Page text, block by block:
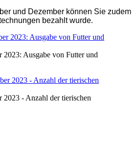
und Dezember können Sie zudem
bezahlt wurde.
2023: Ausgabe von Futter und
2023 - Anzahl der tierischen